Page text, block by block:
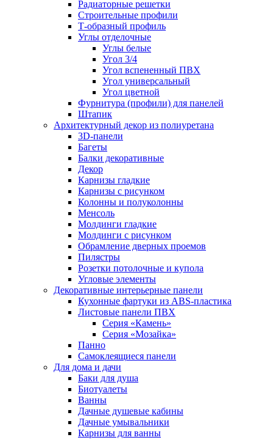
Радиаторные решетки
Строительные профили
Т-образный профиль
Углы отделочные
Углы белые
Угол 3/4
Угол вспененный ПВХ
Угол универсальный
Угол цветной
Фурнитура (профили) для панелей
Штапик
Архитектурный декор из полиуретана
3D-панели
Багеты
Балки декоративные
Декор
Карнизы гладкие
Карнизы с рисунком
Колонны и полуколонны
Менсоль
Молдинги гладкие
Молдинги с рисунком
Обрамление дверных проемов
Пилястры
Розетки потолочные и купола
Угловые элементы
Декоративные интерьерные панели
Кухонные фартуки из ABS-пластика
Листовые панели ПВХ
Серия «Камень»
Серия «Мозайка»
Панно
Самоклеящиеся панели
Для дома и дачи
Баки для душа
Биотуалеты
Ванны
Дачные душевые кабины
Дачные умывальники
Карнизы для ванны